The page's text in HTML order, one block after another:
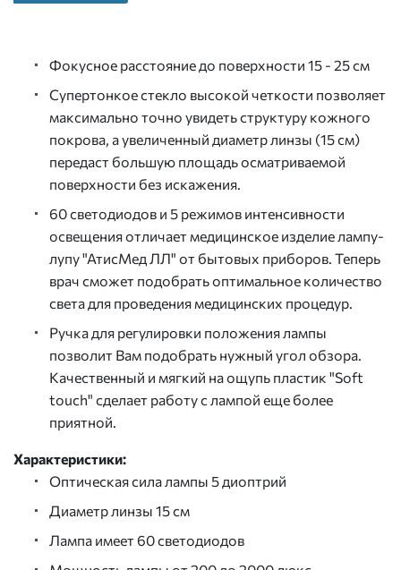
Фокусное расстояние до поверхности 15 - 25 см
Супертонкое стекло высокой четкости позволяет
максимально точно увидеть структуру кожного
покрова, а увеличенный диаметр линзы (15 см)
передаст большую площадь осматриваемой
поверхности без искажения.
60 светодиодов и 5 режимов интенсивности
освещения отличает медицинское изделие лампу-
лупу "АтисМед ЛЛ" от бытовых приборов. Теперь
врач сможет подобрать оптимальное количество
света для проведения медицинских процедур.
Ручка для регулировки положения лампы
позволит Вам подобрать нужный угол обзора.
Качественный и мягкий на ощупь пластик "Soft
touch" сделает работу с лампой еще более
приятной.
Характеристики:
Оптическая сила лампы 5 диоптрий
Диаметр линзы 15 см
Лампа имеет 60 светодиодов